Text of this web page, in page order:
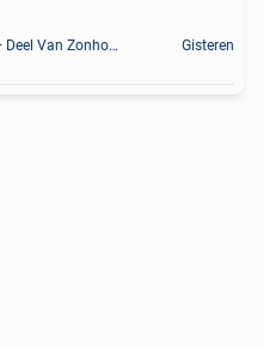
Houthalen+ Deel Van Zonhoven En Zolder Gisteren